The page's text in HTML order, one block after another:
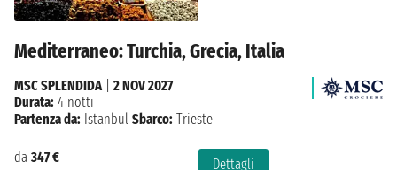
Mediterraneo: Turchia, Grecia, Italia
da 347 €
Dettagli
MSC SPLENDIDA| 2 NOV 2027
Durata: 4 notti
Partenza da: Istanbul Sbarco: Trieste